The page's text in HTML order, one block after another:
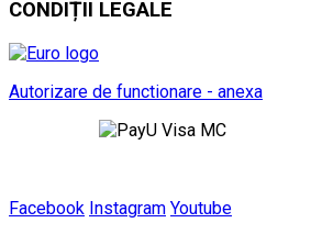
CONDIȚII LEGALE
Autorizare de functionare - anexa
Facebook Instagram Youtube